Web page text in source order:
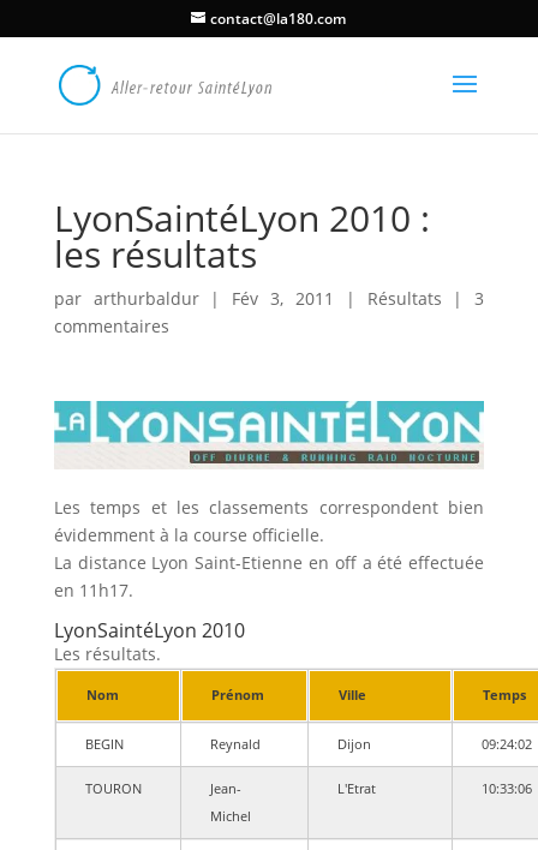
contact@la180.com
LyonSaintéLyon 2010 :
les résultats
par arthurbaldur| Fév 3, 2011 | Résultats |3
commentaires
Les temps et les classements correspondent bien
évidemment à la course officielle.
La distance Lyon Saint-Etienne en off a été effectuée
en 11h17.
LyonSaintéLyon 2010
Les résultats.
Nom Prénom Ville Temps
BEGIN Reynald Dijon 09:24:02
TOURON
Jean-
Michel
L'Etrat 10:33:06